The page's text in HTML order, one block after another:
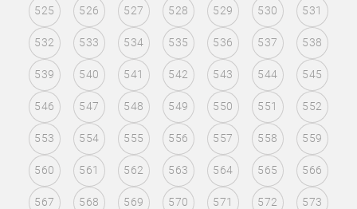
525 526 527 528 529 530 531
532 533 534 535 536 537 538
539 540 541 542 543 544 545
546 547 548 549 550 551 552
553 554 555 556 557 558 559
560 561 562 563 564 565 566
567 568 569 570 571 572 573